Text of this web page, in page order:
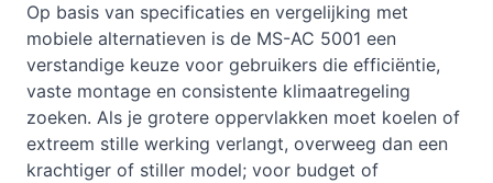
Op basis van specificaties en vergelijking met
mobiele alternatieven is de MS-AC 5001 een
verstandige keuze voor gebruikers die efficiëntie,
vaste montage en consistente klimaatregeling
zoeken. Als je grotere oppervlakken moet koelen of
extreem stille werking verlangt, overweeg dan een
krachtiger of stiller model; voor budget of